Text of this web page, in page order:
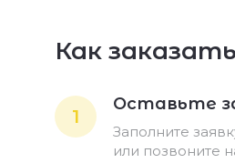
Как заказать
1
Оставьте
Заполните
или позвоните